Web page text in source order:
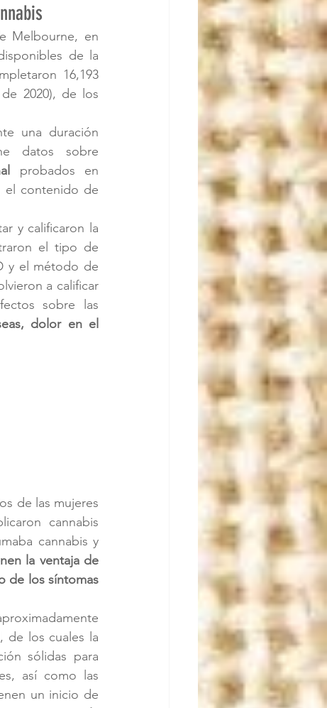
Melbourne, en
de la
16,193
2020), de los
una duración
datos sobre
probados en
el contenido de
y calificaron la
el tipo de
y el método de
a calificar
sobre las
dolor en el
de las mujeres
cannabis
cannabis y
la ventaja de
de los síntomas
de los cuales la
sólidas para
así como las
un inicio de